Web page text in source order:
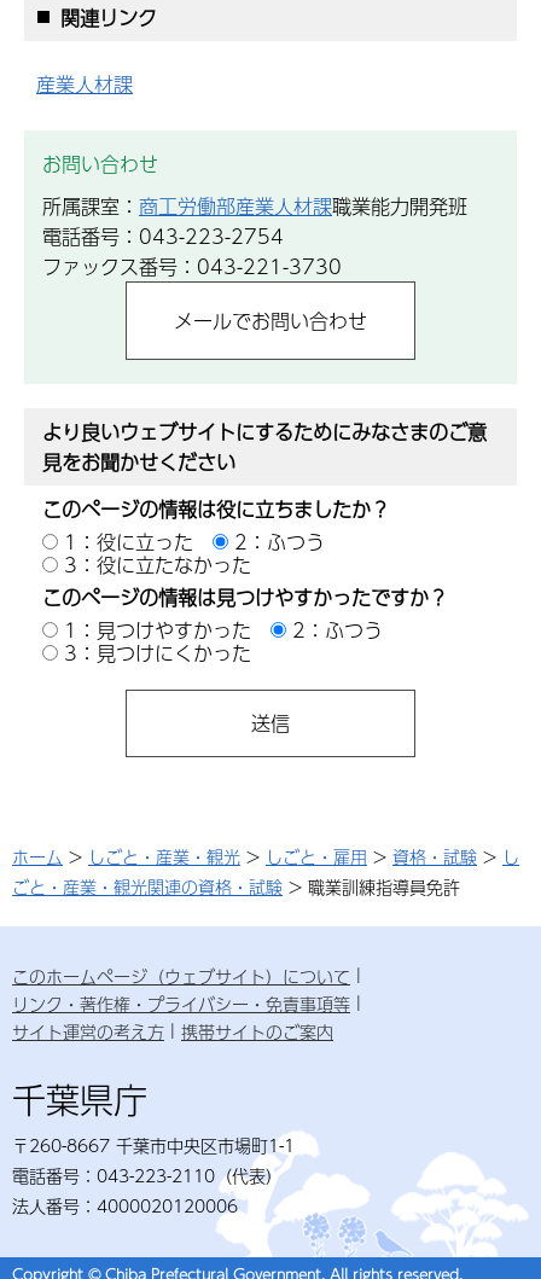
関連リンク
産業人材課
お問い合わせ
所属課室： 商工労働部産業人材課職業能力開発班
電話番号：043-223-2754
ファックス番号：043-221-3730
より良いウェブサイトにするためにみなさまのご意
見をお聞かせください
このページの情報は役に立ちましたか？
1：役に立った
2：ふつう
3：役に立たなかった
このページの情報は見つけやすかったですか？
1：見つけやすかった
2：ふつう
3：見つけにくかった
ホーム > しごと・産業・観光 > しごと・雇用 > 資格・試験 > し
ごと・産業・観光関連の資格・試験 > 職業訓練指導員免許
このホームページ（ウェブサイト）について
リンク・著作権・プライバシー・免責事項等
サイト運営の考え方
携帯サイトのご案内
千葉県庁
〒260-8667 千葉市中央区市場町1-1
電話番号：043-223-2110（代表）
法人番号：4000020120006
Copyright © Chiba Prefectural Government. All rights reserved.